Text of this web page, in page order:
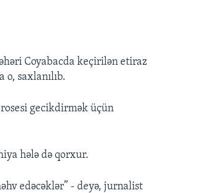
Coyabacda keçirilən etiraz
o, saxlanılıb.
gecikdirmək üçün
hələ də qorxur.
edəcəklər” - deyə, jurnalist